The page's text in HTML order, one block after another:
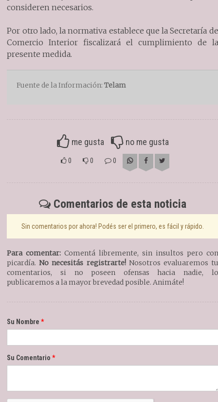
consideren necesarios.
Por otro lado, la normativa establece que la Secretaría de
Comercio Interior fiscalizará el cumplimiento de la
presente medida.
Fuente de la Información:Telam
me gusta no me gusta
0 0 0
Comentarios de esta noticia
Sin comentarios por ahora! Podés ser el primero, es fácil y rápido.
Para comentar: Comentá libremente, sin insultos pero con
picardía.No necesitás registrarte!Nosotros evaluaremos tu
comentarios, si no poseen ofensas hacia nadie, lo
publicaremos a la mayor brevedad posible. Animáte!
Su Nombre
Su Comentario